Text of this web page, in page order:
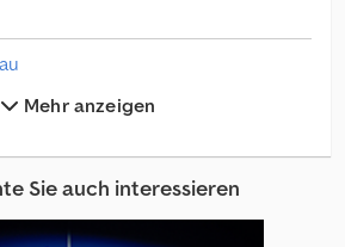
Mehr anzeigen
Sie auch interessieren